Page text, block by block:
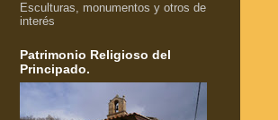
Esculturas, monumentos y otros de
interés
Patrimonio Religioso del
Principado.